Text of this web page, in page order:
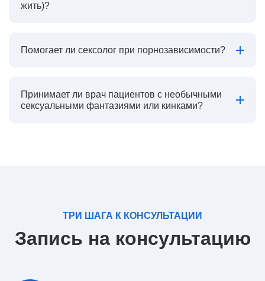
жить)?
Помогает ли сексолог при порнозависимости?
Принимает ли врач пациентов с необычными
сексуальными фантазиями или кинками?
ТРИ ШАГА К КОНСУЛЬТАЦИИ
Запись на консультацию